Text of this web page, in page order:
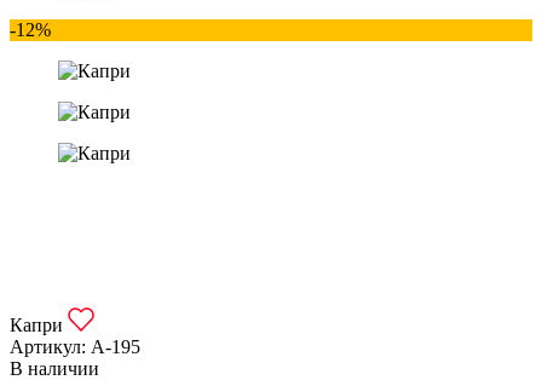
-12%
Капри
Артикул: А-195
В наличии